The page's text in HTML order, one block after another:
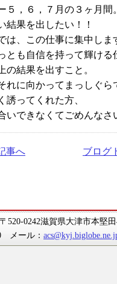
５，６，７月の３ヶ月間
結果を出したい！！
は、この仕事に集中しま
とも自信を持って輝ける
の結果を出すこと。
れに向かってまっしぐら
誘ってくれた方、
いできなくてごめんなさ
事へ ブログ
520-0242滋賀県大津市本堅
メール：